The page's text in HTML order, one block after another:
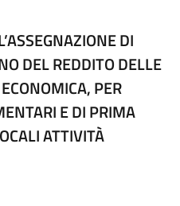
DI
DEL REDDITO DELLE
PER
E DI PRIMA
ATTIVITÀ